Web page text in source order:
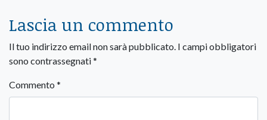
Lascia un commento
Il tuo indirizzo email non sarà pubblicato. I campi obbligatori
sono contrassegnati*
Commento *